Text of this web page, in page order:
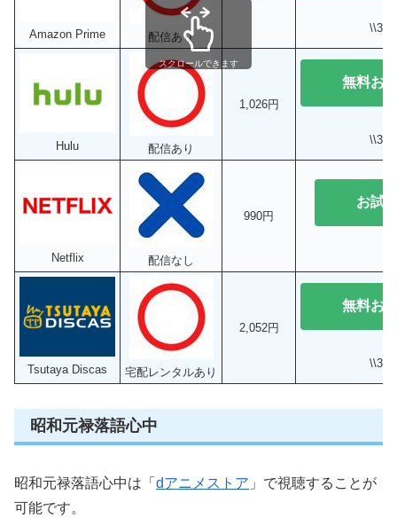
Amazon Prime 配信あり
\\30
Hulu 配信あり
1,026円
無料お
\\31
Netflix 配信なし
990円
お試
Tsutaya Discas 宅配レンタルあり
2,052円
無料お
\\30
スクロールできます
昭和元禄落語心中
昭和元禄落語心中は「 dアニメストア 」で視聴することが
可能です。